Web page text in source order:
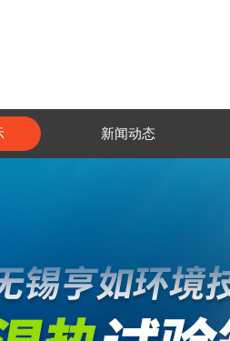
新闻动态